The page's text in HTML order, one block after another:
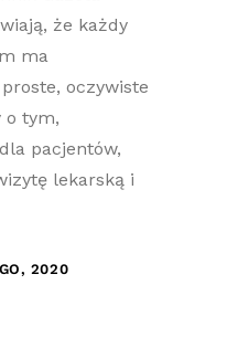
że każdy
ma
oczywiste
o tym,
pacjentów,
lekarską i
2020